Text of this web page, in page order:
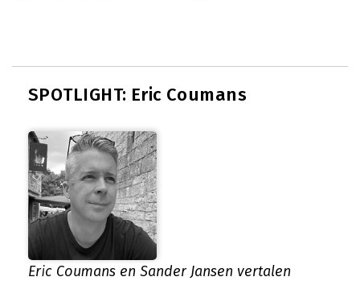
SPOTLIGHT: Eric Coumans
Eric Coumans en Sander Jansen vertalen